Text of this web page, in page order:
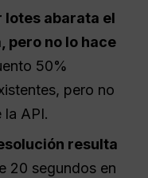
lotes abarata el
pero no lo hace
50%
pero no
la API.
resulta
20 segundos en